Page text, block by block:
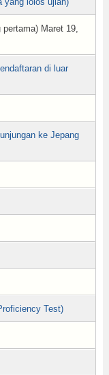
pertama) Maret 19,
di luar
ke Jepang
Test)